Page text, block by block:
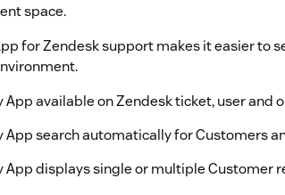
space.
for Zendesk support makes it easier to
App available on Zendesk ticket, user and
App search automatically for Customers
App displays single or multiple Customer